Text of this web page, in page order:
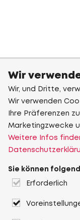
Wir
Wir, und Dritte,
Wir verwenden
Ihre Präferenzen
Marketingzwecke
Weitere Infos
Sie können
Erforderlich